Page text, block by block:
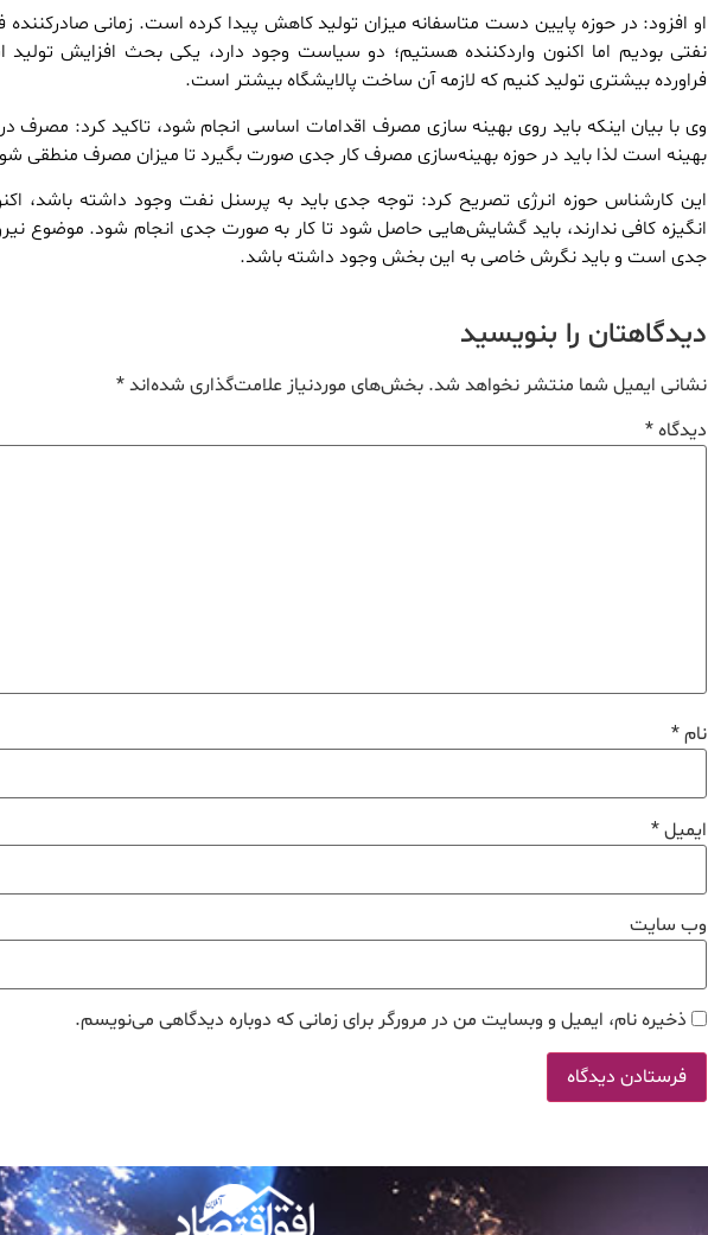
او افزود: در حوزه پایین دست متاسفانه میزان تولید کاهش پیدا کرده است. زمانی صادرکننده
نفتی بودیم اما اکنون واردکننده هستیم؛ دو سیاست وجود دارد، یکی بحث افزایش تولید
فراورده بیشتری تولید کنیم که لازمه آن ساخت پالایشگاه بیشتر است.
وی با بیان اینکه باید روی بهینه سازی مصرف اقدامات اساسی انجام شود، تاکید کرد: مصرف در
بهینه است لذا باید در حوزه بهینه‌سازی مصرف کار جدی صورت بگیرد تا میزان مصرف منطقی
این کارشناس حوزه انرژی تصریح کرد: توجه جدی باید به پرسنل نفت وجود داشته باشد،
انگیزه کافی ندارند، باید گشایش‌هایی حاصل شود تا کار به‌ صورت جدی انجام شود. موضوع
جدی است و باید نگرش خاصی به این بخش وجود داشته باشد.
دیدگاهتان را بنویسید
نشانی ایمیل شما منتشر نخواهد شد. بخش‌های موردنیاز علامت‌گذاری شده‌اند*
دیدگاه*
نام*
ایمیل*
وب‌ سایت
ذخیره نام، ایمیل و وبسایت من در مرورگر برای زمانی که دوباره دیدگاهی می‌نویسم.